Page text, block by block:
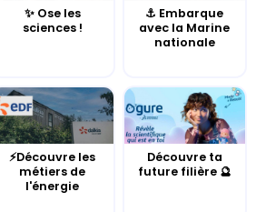
✨ Ose les
sciences !
⚓️ Embarque
avec la Marine
nationale
⚡Découvre les
métiers de
l'énergie
Découvre ta
future filière 🔮